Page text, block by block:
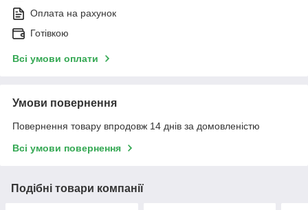
Оплата на рахунок
Готівкою
Всі умови оплати
Умови повернення
Повернення товару впродовж 14 днів за домовленістю
Всі умови повернення
Подібні товари компанії